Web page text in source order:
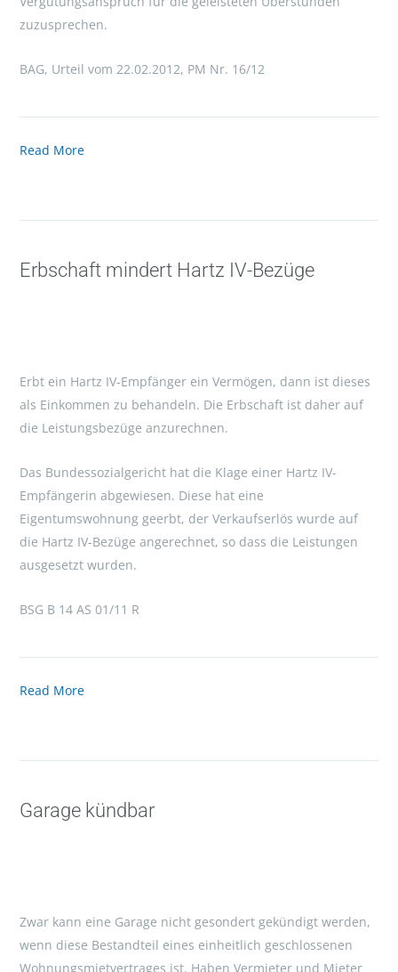
zuzusprechen.
BAG, Urteil vom 22.02.2012, PM Nr. 16/12
Read More
Erbschaft mindert Hartz IV-Bezüge
Erbt ein Hartz IV-Empfänger ein Vermögen, dann ist dieses
als Einkommen zu behandeln. Die Erbschaft ist daher auf
die Leistungsbezüge anzurechnen.
Das Bundessozialgericht hat die Klage einer Hartz IV-
Empfängerin abgewiesen. Diese hat eine
Eigentumswohnung geerbt, der Verkaufserlös wurde auf
die Hartz IV-Bezüge angerechnet, so dass die Leistungen
ausgesetzt wurden.
BSG B 14 AS 01/11 R
Read More
Garage kündbar
Zwar kann eine Garage nicht gesondert gekündigt werden,
wenn diese Bestandteil eines einheitlich geschlossenen
Wohnungsmietvertrages ist. Haben Vermieter und Mieter